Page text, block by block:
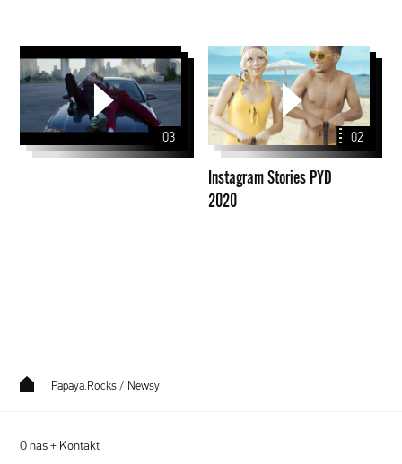
03
Instagram
Stories
PYD
2020
02
Instagram Stories PYD
2020
Papaya.Rocks / Newsy
O nas + Kontakt